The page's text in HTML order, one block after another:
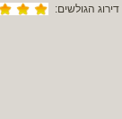
דירוג הגולשים: